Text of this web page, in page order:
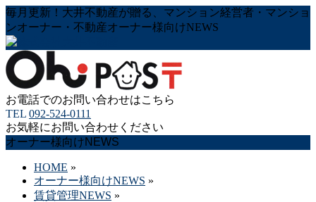
毎月更新！大井不動産が贈る、マンション経営者・マンショ
ンオーナー・不動産オーナー様向けNEWS
お電話でのお問い合わせはこちら
TEL 092-524-0111
お気軽にお問い合わせください
オーナー様向けNEWS
HOME »
オーナー様向けNEWS »
賃貸管理NEWS »